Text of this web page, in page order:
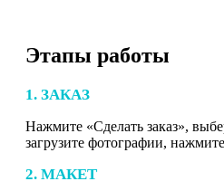
Этапы работы
1. ЗАКАЗ
Нажмите «Сделать заказ»,
загрузите фотографии,
2. МАКЕТ